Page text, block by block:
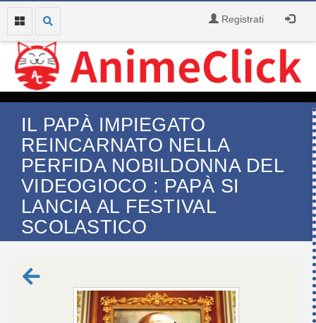
Registrati
IL PAPÀ IMPIEGATO
REINCARNATO NELLA
PERFIDA NOBILDONNA DEL
VIDEOGIOCO : PAPÀ SI
LANCIA AL FESTIVAL
SCOLASTICO